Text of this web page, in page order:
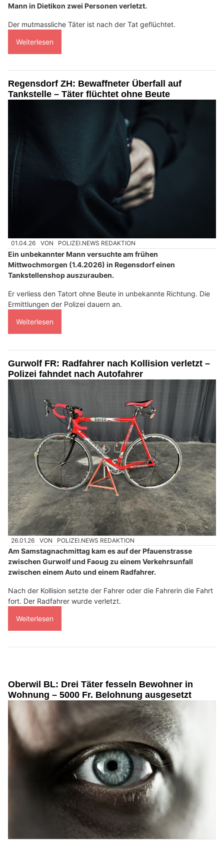
Mann in Dietikon zwei Personen verletzt.
Der mutmassliche Täter ist nach der Tat geflüchtet.
Weiterlesen
Regensdorf ZH: Bewaffneter Überfall auf
Tankstelle – Täter flüchtet ohne Beute
01.04.26 VON POLIZEI.NEWS REDAKTION
Ein unbekannter Mann versuchte am frühen
Mittwochmorgen (1.4.2026) in Regensdorf einen
Tankstellenshop auszurauben.
Er verliess den Tatort ohne Beute in unbekannte Richtung. Die
Ermittlungen der Polizei dauern an.
Weiterlesen
Gurwolf FR: Radfahrer nach Kollision verletzt –
Polizei fahndet nach Autofahrer
26.01.26 VON POLIZEI.NEWS REDAKTION
Am Samstagnachmittag kam es auf der Pfauenstrasse
zwischen Gurwolf und Faoug zu einem Verkehrsunfall
zwischen einem Auto und einem Radfahrer.
Nach der Kollision setzte der Fahrer oder die Fahrerin die Fahrt
fort. Der Radfahrer wurde verletzt.
Weiterlesen
Oberwil BL: Drei Täter fesseln Bewohner in
Wohnung – 5000 Fr. Belohnung ausgesetzt